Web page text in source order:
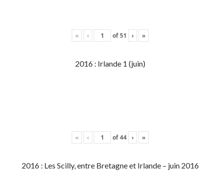
« ‹ of51 › »
2016 : Irlande 1 (juin)
« ‹ of44 › »
2016 : Les Scilly, entre Bretagne et Irlande – juin 2016